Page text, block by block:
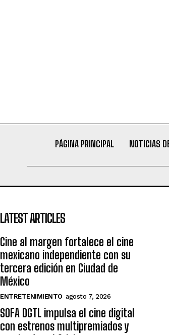
PÁGINA PRINCIPAL NOTICIAS
LATEST ARTICLES
Cine al margen fortalece el cine
mexicano independiente con su
tercera edición en Ciudad de
México
ENTRETENIMIENTO agosto 7, 2026
SOFA DGTL impulsa el cine digital
con estrenos multipremiados y